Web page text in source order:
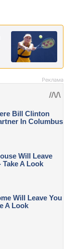
Реклама